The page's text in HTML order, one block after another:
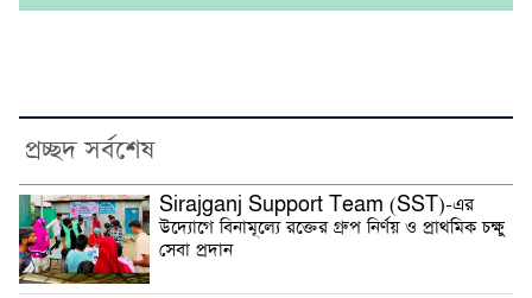
প্রচ্ছদ সর্বশেষ
Sirajganj Support Team (SST)-এর
উদ্যোগে বিনামূল্যে রক্তের গ্রুপ নির্ণয় ও প্রাথমিক চক্ষু
সেবা প্রদান